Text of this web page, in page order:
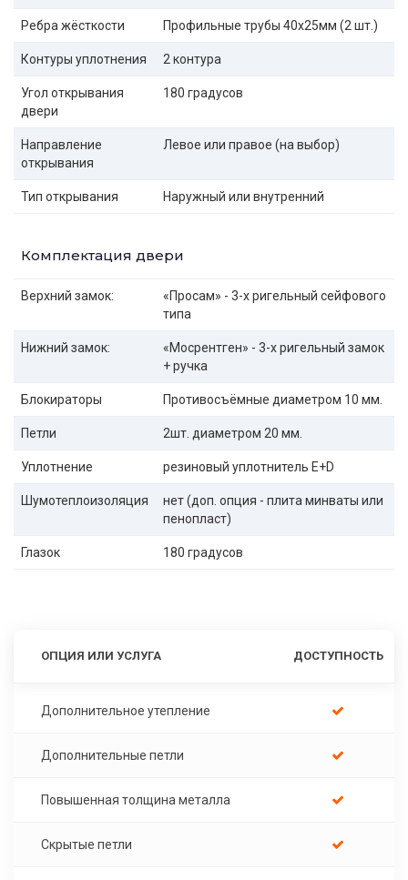
Ребра жёсткости Профильные трубы 40х25мм (2 шт.)
Контуры уплотнения 2 контура
Угол открывания
двери
180 градусов
Направление
открывания
Левое или правое (на выбор)
Тип открывания Наружный или внутренний
Комплектация двери
Верхний замок:
«Просам» - 3-х ригельный сейфового
типа
Нижний замок:
«Мосрентген» - 3-х ригельный замок
+ ручка
Блокираторы Противосъёмные диаметром 10 мм.
Петли 2шт. диаметром 20 мм.
Уплотнение резиновый уплотнитель E+D
Шумотеплоизоляция
нет (доп. опция - плита минваты или
пенопласт)
Глазок 180 градусов
ОПЦИЯ ИЛИ УСЛУГА ДОСТУПНОСТЬ
Дополнительное утепление
Дополнительные петли
Повышенная толщина металла
Скрытые петли